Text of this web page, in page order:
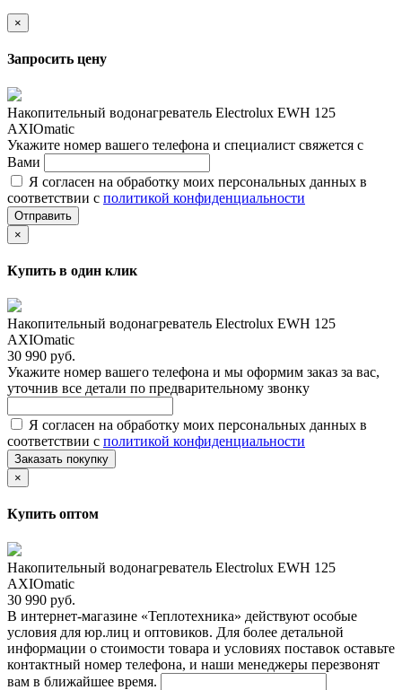
×
Запросить цену
Накопительный водонагреватель Electrolux EWH 125
AXIOmatic
Укажите номер вашего телефона и специалист свяжется с
Вами
Я согласен на обработку моих персональных данных в
соответствии с политикой конфиденциальности
Отправить
×
Купить в один клик
Накопительный водонагреватель Electrolux EWH 125
AXIOmatic
30 990 руб.
Укажите номер вашего телефона и мы оформим заказ за вас,
уточнив все детали по предварительному звонку
Я согласен на обработку моих персональных данных в
соответствии с политикой конфиденциальности
Заказать покупку
×
Купить оптом
Накопительный водонагреватель Electrolux EWH 125
AXIOmatic
30 990 руб.
В интернет-магазине «Теплотехника» действуют особые
условия для юр.лиц и оптовиков. Для более детальной
информации о стоимости товара и условиях поставок оставьте
контактный номер телефона, и наши менеджеры перезвонят
вам в ближайшее время.